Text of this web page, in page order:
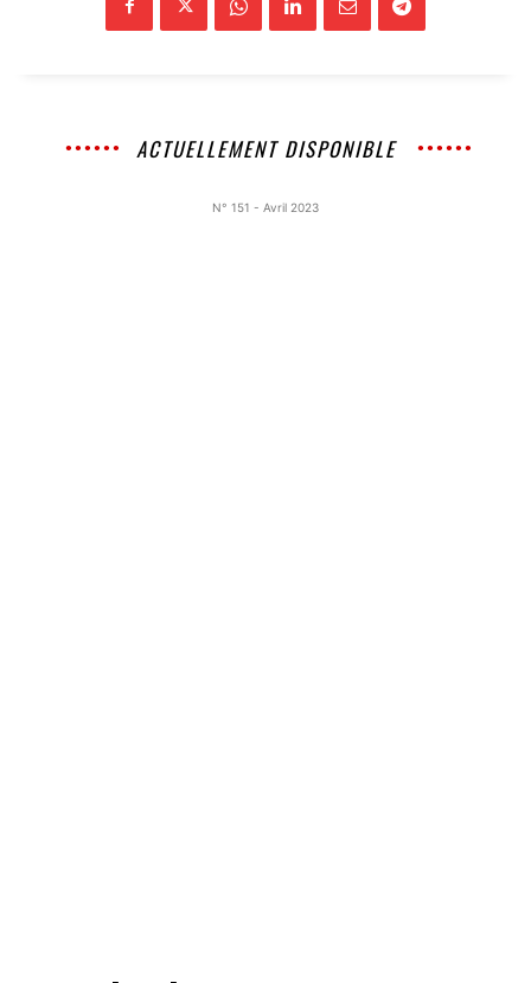
ACTUELLEMENT DISPONIBLE
N° 151 - Avril 2023